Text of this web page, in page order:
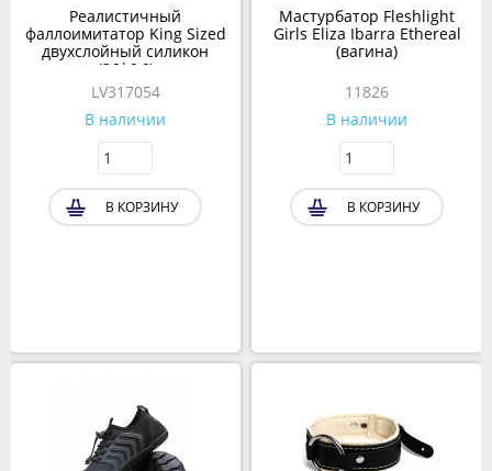
Реалистичный
фаллоимитатор King Sized
двухслойный силикон
(36*6,6)
LV317054
В наличии
В КОРЗИНУ
Мастурбатор Fleshlight
Girls Eliza Ibarra Ethereal
(вагина)
11826
В наличии
В КОРЗИНУ